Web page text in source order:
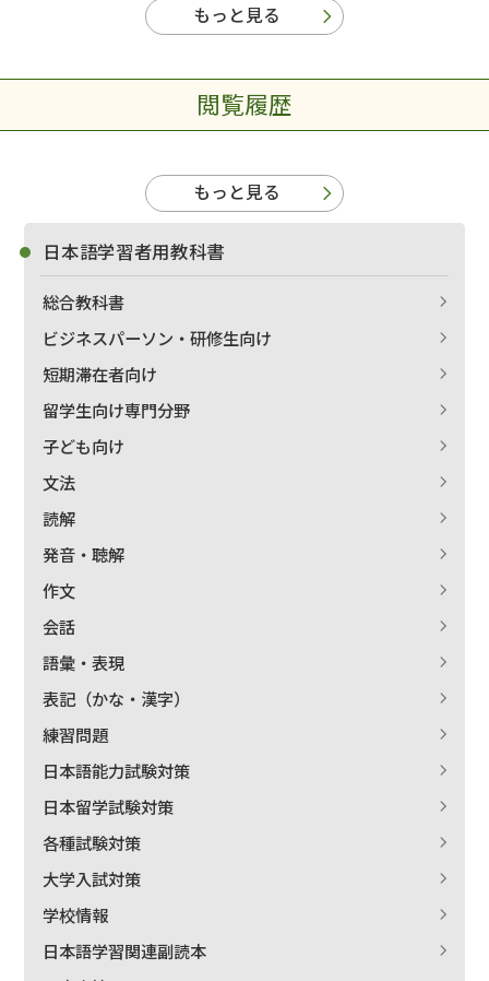
もっと見る
閲覧履歴
もっと見る
日本語学習者用教科書
総合教科書
ビジネスパーソン・研修生向け
短期滞在者向け
留学生向け専門分野
子ども向け
文法
読解
発音・聴解
作文
会話
語彙・表現
表記（かな・漢字）
練習問題
日本語能力試験対策
日本留学試験対策
各種試験対策
大学入試対策
学校情報
日本語学習関連副読本